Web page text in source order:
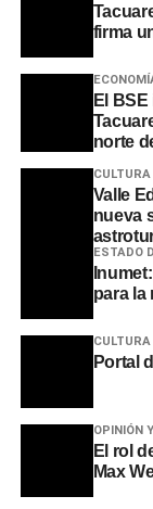
ampliación, la
1.750
trabajo directos.
volcará
al mercado
grande del
Durante el
que este tipo
apertura de
la mejora en
intendente
clave para
población local
su propia tierra
La alianza
Tacuarembó
una
avance de
firma
El
norte
CULTURA
Valle
nueva
ESTADO
para la
CULTURA
Portal
OPINIÓN
El rol
Max